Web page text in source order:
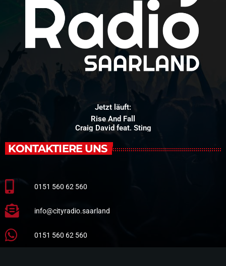
Jetzt läuft:
Rise And Fall
Craig David feat. Sting
KONTAKTIERE UNS
0151 560 62 560
info@cityradio.saarland
0151 560 62 560